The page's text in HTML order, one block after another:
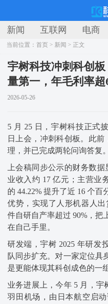
新闻 互联网 电商
当前位置：首页 > 新闻 > 正文
宇树科技冲刺科创
量第一，年毛利率超
2026-05-26
5 月 25 日，宇树科技正式
日上会，冲刺科创板。此前
理，并已完成两轮问询答复。
上会稿同步公示的财务数
业收入约 17 亿元；主营业
的 44.22% 提升了近 16 个
优势，实现了人形机器人
件自研自产率超过 90%，把
在自己手里。
研发端，宇树 2025 年研发
队同步扩充。对一家定位具
是更能体现其科创成色的一
业务进展上，今年 5 月，宇
羽田机场，由日本航空启